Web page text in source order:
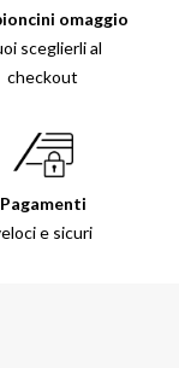
omaggio
sceglierli al
checkout
Pagamenti
e sicuri